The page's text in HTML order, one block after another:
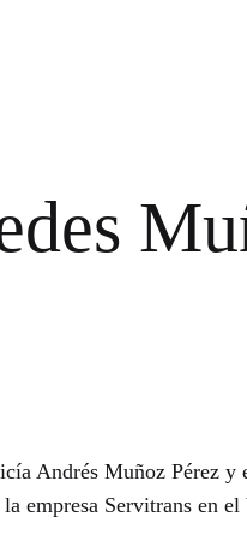
Andrés Muñoz Pérez
empresa Servitrans en